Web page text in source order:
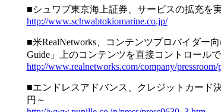
■シュワブ東京海上証券、サービスの拡充を
http://www.schwabtokiomarine.co.jp/
■米RealNetworks、コンテンツプロバイダー
Guide」上のコンテンツを直接コントロールで
http://www.realnetworks.com/company/
■エンドレスアドバンス、クレジットカード
円～